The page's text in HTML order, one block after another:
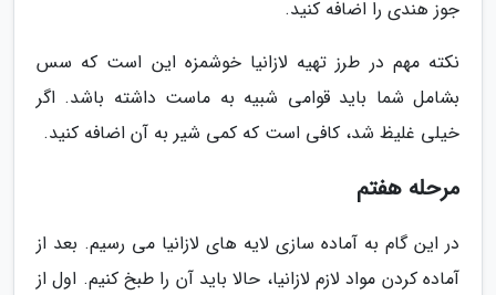
جوز هندی را اضافه کنید.
نکته مهم در طرز تهیه لازانیا خوشمزه این است که سس
بشامل شما باید قوامی شبیه به ماست داشته باشد. اگر
خیلی غلیظ شد، کافی است که کمی شیر به آن اضافه کنید.
مرحله هفتم
در این گام به آماده سازی لایه های لازانیا می رسیم. بعد از
آماده کردن مواد لازم لازانیا، حالا باید آن را طبخ کنیم. اول از